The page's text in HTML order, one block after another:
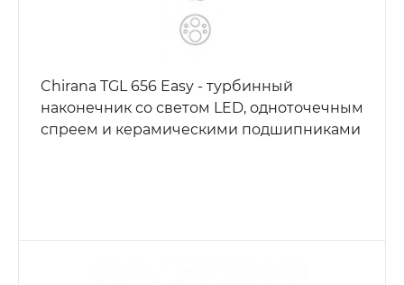
Chirana TGL 656 Easy - турбинный
наконечник со светом LED, одноточечным
спреем и керамическими подшипниками